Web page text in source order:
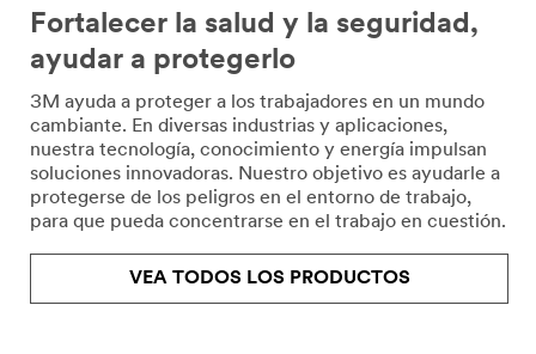
Fortalecer la salud y la seguridad,
ayudar a protegerlo
3M ayuda a proteger a los trabajadores en un mundo
cambiante. En diversas industrias y aplicaciones,
nuestra tecnología, conocimiento y energía impulsan
soluciones innovadoras. Nuestro objetivo es ayudarle a
protegerse de los peligros en el entorno de trabajo,
para que pueda concentrarse en el trabajo en cuestión.
VEA TODOS LOS PRODUCTOS